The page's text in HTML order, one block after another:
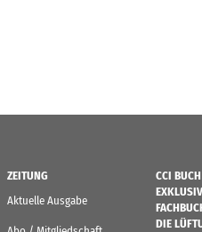
ZEITUNG
Aktuelle Ausgabe
CCI
DIE